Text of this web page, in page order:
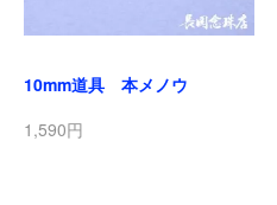
10mm道具 本メノウ
1,590円